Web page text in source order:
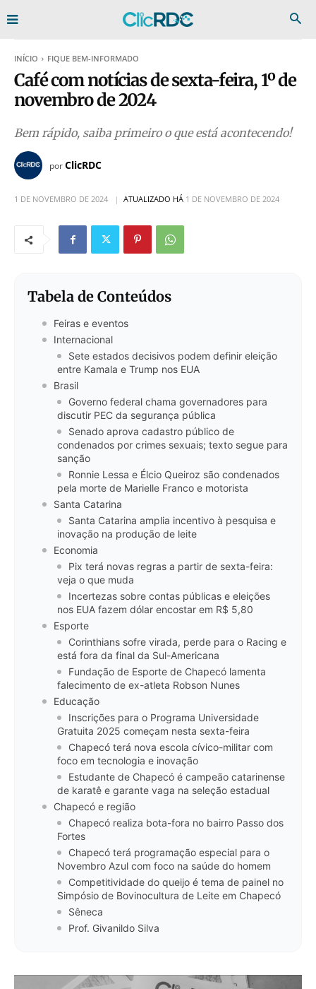
INÍCIO FIQUE BEM-INFORMADO
Café com notícias de sexta-feira, 1º de
novembro de 2024
Bem rápido, saiba primeiro o que está acontecendo!
porClicRDC
1 DE NOVEMBRO DE 2024 ATUALIZADO HÁ 1 DE NOVEMBRO DE 2024
Tabela de Conteúdos
Feiras e eventos
Internacional
Sete estados decisivos podem definir eleição
entre Kamala e Trump nos EUA
Brasil
Governo federal chama governadores para
discutir PEC da segurança pública
Senado aprova cadastro público de
condenados por crimes sexuais; texto segue para
sanção
Ronnie Lessa e Élcio Queiroz são condenados
pela morte de Marielle Franco e motorista
Santa Catarina
Santa Catarina amplia incentivo à pesquisa e
inovação na produção de leite
Economia
Pix terá novas regras a partir de sexta-feira:
veja o que muda
Incertezas sobre contas públicas e eleições
nos EUA fazem dólar encostar em R$ 5,80
Esporte
Corinthians sofre virada, perde para o Racing e
está fora da final da Sul-Americana
Fundação de Esporte de Chapecó lamenta
falecimento de ex-atleta Robson Nunes
Educação
Inscrições para o Programa Universidade
Gratuita 2025 começam nesta sexta-feira
Chapecó terá nova escola cívico-militar com
foco em tecnologia e inovação
Estudante de Chapecó é campeão catarinense
de karatê e garante vaga na seleção estadual
Chapecó e região
Chapecó realiza bota-fora no bairro Passo dos
Fortes
Chapecó terá programação especial para o
Novembro Azul com foco na saúde do homem
Competitividade do queijo é tema de painel no
Simpósio de Bovinocultura de Leite em Chapecó
Sêneca
Prof. Givanildo Silva